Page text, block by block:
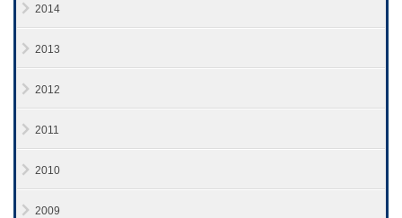
2014
2013
2012
2011
2010
2009